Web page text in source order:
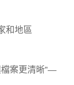
和地區
檔案更清晰”—